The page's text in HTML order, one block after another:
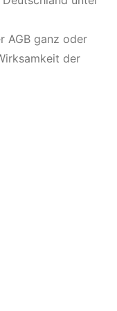
AGB ganz oder
der